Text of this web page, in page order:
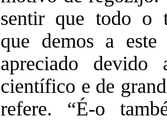
sentir que todo o
que demos a
apreciado devido
científico e de
refere. “É-o